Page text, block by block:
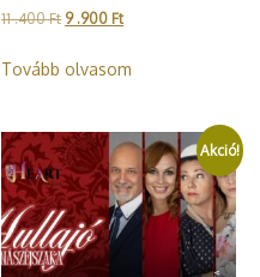
11 .400Ft 9 .900 Ft
Tovább olvasom
Akció!